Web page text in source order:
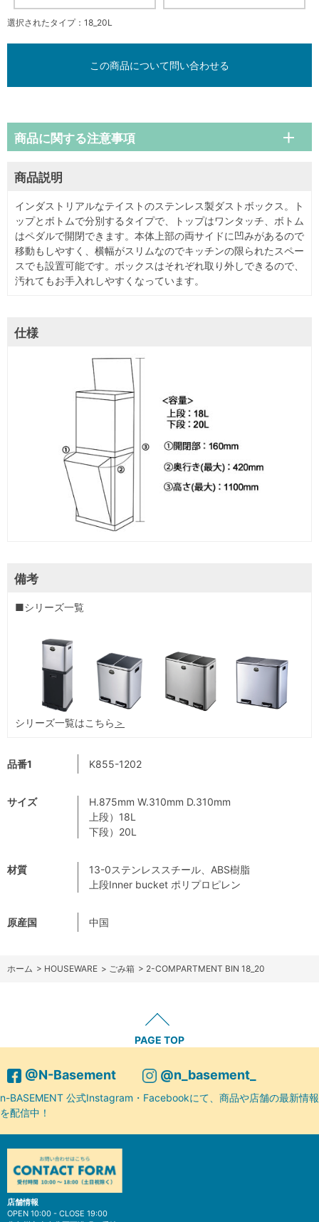
品番1 K855-1202
サイズ
H.875mm W.310mm D.310mm
上段）18L
下段）20L
材質
13-0ステンレススチール、ABS樹脂
上段Inner bucket ポリプロピレン
原産国 中国
選択されたタイプ：18_20L
この商品について問い合わせる
商品説明
インダストリアルなテイストのステンレス製ダストボックス。ト
ップとボトムで分別するタイプで、トップはワンタッチ、ボトム
はペダルで開閉できます。本体上部の両サイドに凹みがあるので
移動もしやすく、横幅がスリムなのでキッチンの限られたスペー
スでも設置可能です。ボックスはそれぞれ取り外しできるので、
汚れてもお手入れしやすくなっています。
商品に関する注意事項
仕様
備考
■シリーズ一覧
シリーズ一覧はこちら ＞
ホーム > HOUSEWARE > ごみ箱 > 2-COMPARTMENT BIN 18_20
PAGE TOP
@N-Basement @n_basement_
n-BASEMENT 公式Instagram・Facebookにて、商品や店舗の最新情報
を配信中！
店舗情報
OPEN 10:00 - CLOSE 19:00